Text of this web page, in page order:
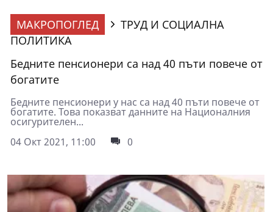
МАКРОПОГЛЕД
ТРУД И СОЦИАЛНА
ПОЛИТИКА
Бедните пенсионери са над 40 пъти повече от
богатите
Бедните пенсионери у нас са над 40 пъти повече от
богатите. Това показват данните на Националния
осигурителен...
04 Окт 2021, 11:00
0